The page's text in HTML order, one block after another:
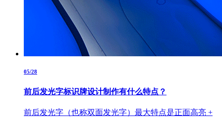
05/28
前后发光字标识牌设计制作有什么特点？
前后发光字（也称双面发光字）最大特点是正面高亮 +